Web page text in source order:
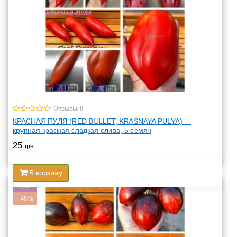
Отзывы 0
КРАСНАЯ ПУЛЯ (RED BULLET, KRASNAYA PULYA) —
крупная красная сладкая слива, 5 семян
25 грн.
В корзину
Хит
-48%